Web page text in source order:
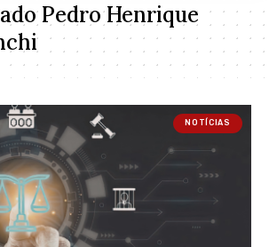
Pedro Henrique
NOTÍCIAS